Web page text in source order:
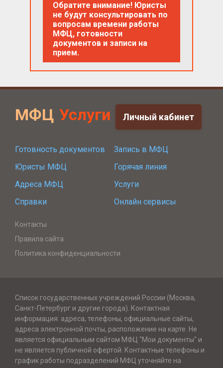
Обратите внимание! Юристы
не будут консультировать по
вопросам времени работы
МФЦ, готовности
документов и записи на
прием.
МФЦ Услуги Личный кабинет
Готовность документов
Запись в МФЦ
Юристы МФЦ
Горячая линия
Адреса МФЦ
Услуги
Справки
Онлайн сервисы
Контакты
Правила сайта
Политика конфиденциальности
Список государственных учреждений России (Москва,
Санкт-Петербург и другие города). Контактная
информация: адреса, телефоны, официальные сайты,
адреса электронной почты, расположение на карте. Не
является официальным сайтом МФЦ "Мои документы" и
не является публичной офертой. Контактные телефоны и
график работы подразделений МФЦ уточняйте на